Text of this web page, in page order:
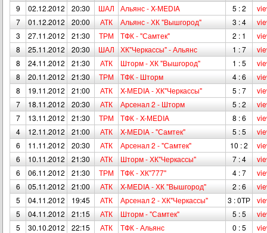
9
02.12.2012 20:30 ШАЛ Альянс - X-МEDIA 5 : 2
7
01.12.2012 20:00 АТК Альянс - ХК "Вышгород" 3 : 4
3
27.11.2012 21:30 ТРМ ТФК - "Самтек" 2 : 1
8
25.11.2012 20:30 ШАЛ ХК"Черкассы" - Альянс 1 : 7
8
24.11.2012 21:30 АТК Шторм - ХК "Вышгород" 1 : 5
8
20.11.2012 21:30 ТРМ ТФК - Шторм 4 : 6
8
19.11.2012 21:00 АТК X-МEDIA - ХК"Черкассы" 5 : 7
7
18.11.2012 20:30 АТК Арсенал 2 - Шторм 5 : 2
7
13.11.2012 21:30 ТРМ ТФК - X-МEDIA 8 : 6
4
12.11.2012 21:00 АТК X-МEDIA - "Самтек" 5 : 5
6
11.11.2012 20:30 АТК Арсенал 2 - "Самтек" 10 : 2
6
10.11.2012 21:30 АТК Шторм - ХК"Черкассы" 7 : 4
6
06.11.2012 21:30 ТРМ ТФК - ХК"777" 4 : 7
6
05.11.2012 21:00 АТК X-МEDIA - ХК "Вышгород" 2 : 6
5
04.11.2012 19:45 АТК Арсенал 2 - ХК"Черкассы" 3 : 0ТР
5
04.11.2012 21:15 АТК Шторм - "Самтек" 5 : 5
5
30.10.2012 22:15 АТК ТФК - Альянс 0 : 5